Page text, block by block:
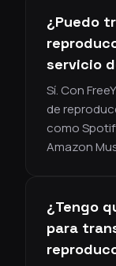
¿Puedo
servicio
Sí. Con
de
como
Amazon
¿Tengo
para